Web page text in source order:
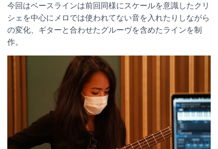
今回はベースラインは前回同様にスケールを意識したクリ
シェを中心にメロでは使われてない音を入れたりしながら
の変化、ギターと合わせたグルーヴを含めたラインを制
作。